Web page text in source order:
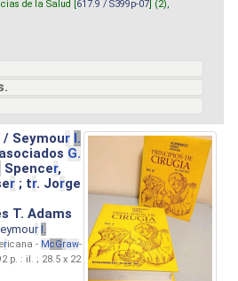
de la Salud [ 617.9 / S399p-07 ] (2),
/ Seymour I.
G.
Spencer,
r ; tr. Jorge
T. Adams
r I.
ricana - McGraw-
p. : il. ; 28.5 x 22